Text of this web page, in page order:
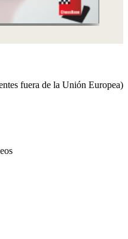
fuera de la Unión Europea)